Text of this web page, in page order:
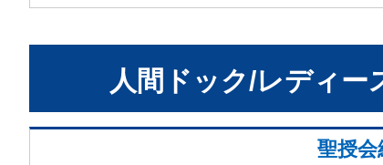
人間ドック/レディー
聖授